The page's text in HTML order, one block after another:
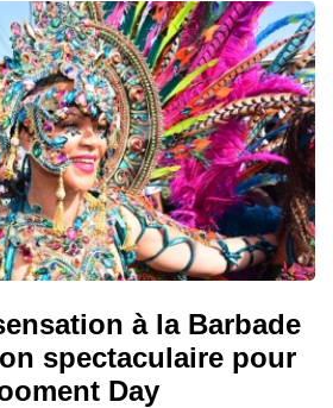
à la Barbade
spectaculaire pour
Day